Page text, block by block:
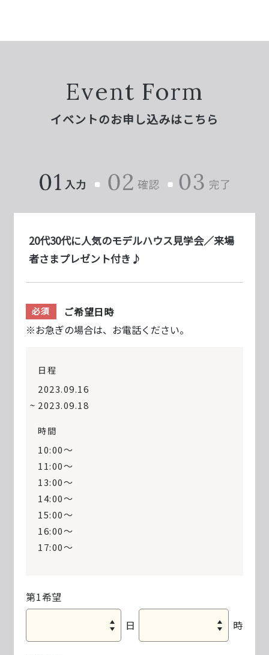
Event Form
イベントのお申し込みはこちら
20代30代に人気のモデルハウス見学会／来場
者さまプレゼント付き♪
必須
ご希望日時
※お急ぎの場合は、お電話ください。
日程
2023.09.16
2023.09.18
時間
10:00〜
11:00〜
13:00〜
14:00〜
15:00〜
16:00〜
17:00〜
第1希望
日
時